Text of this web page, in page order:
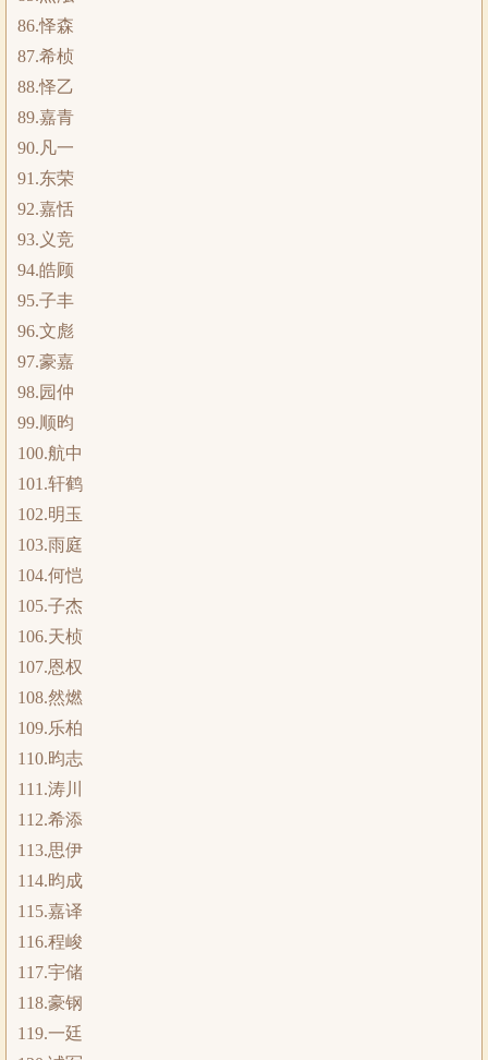
86.怿森
87.希桢
88.怿乙
89.嘉青
90.凡一
91.东荣
92.嘉恬
93.义竞
94.皓顾
95.子丰
96.文彪
97.豪嘉
98.园仲
99.顺昀
100.航中
101.轩鹤
102.明玉
103.雨庭
104.何恺
105.子杰
106.天桢
107.恩权
108.然燃
109.乐柏
110.昀志
111.涛川
112.希添
113.思伊
114.昀成
115.嘉译
116.程峻
117.宇储
118.豪钢
119.一廷